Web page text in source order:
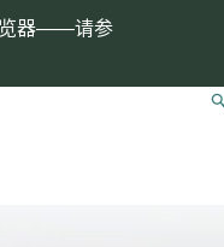
览器——请参